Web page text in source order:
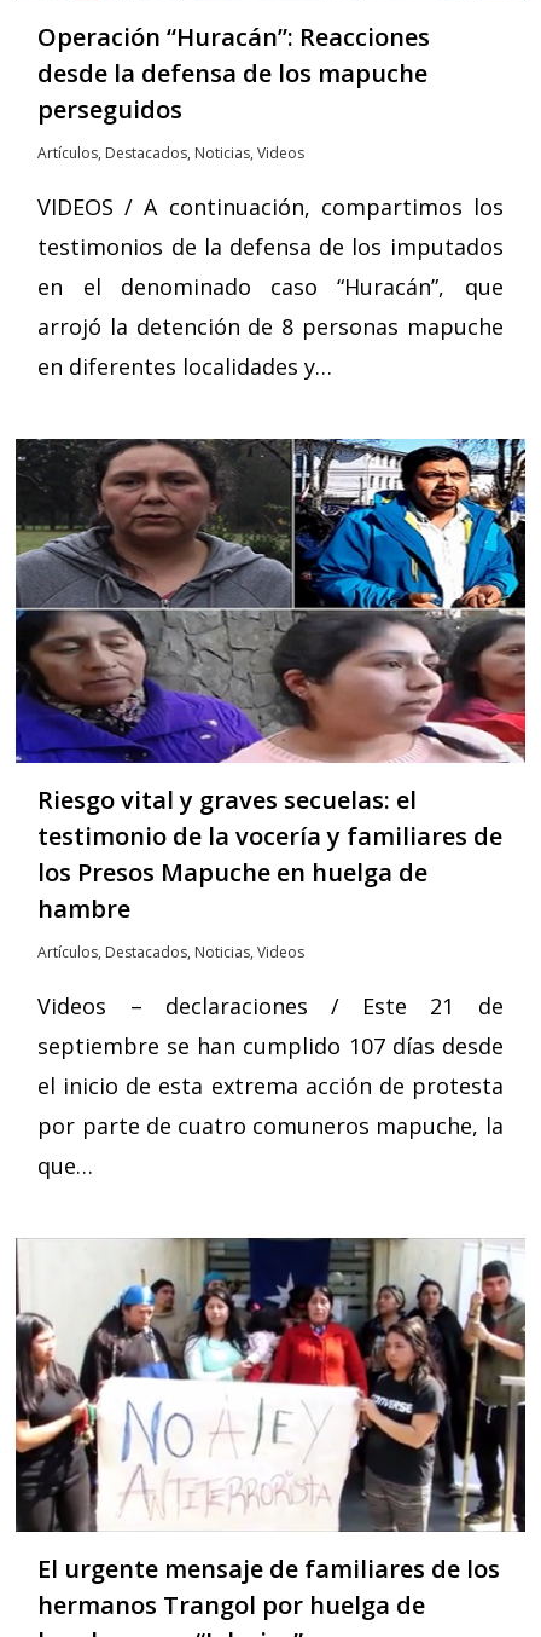
Operación “Huracán”: Reacciones
desde la defensa de los mapuche
perseguidos
Artículos, Destacados, Noticias,Videos
VIDEOS / A continuación, compartimos los
testimonios de la defensa de los imputados
en el denominado caso “Huracán”, que
arrojó la detención de 8 personas mapuche
en diferentes localidades y…
Riesgo vital y graves secuelas: el
testimonio de la vocería y familiares de
los Presos Mapuche en huelga de
hambre
Artículos, Destacados, Noticias,Videos
Videos – declaraciones / Este 21 de
septiembre se han cumplido 107 días desde
el inicio de esta extrema acción de protesta
por parte de cuatro comuneros mapuche, la
que…
El urgente mensaje de familiares de los
hermanos Trangol por huelga de